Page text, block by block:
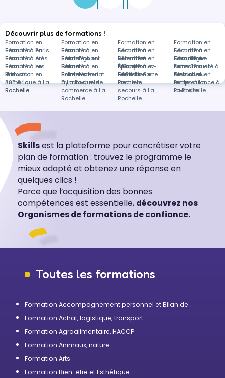
Découvrir plus de formations !
Formation en
Sécurité à Paris
Formation en
Sécurité à
Saint-Agnant
Formation en
Sécurité à
Villenave-
d'Ornon
Formation en
Sécurité à
Compiègne
Formation en
Sécurité à Alès
Formation en
Sécurité à
Delme
Formation en
Sécurité à
Épinay-sous-
Sénart
Formation en
Sécurité à
Lattes
Formation en
Sécurité à Les
Ulis
Formation en
Sécurité à
Saint-Malo
Formation en
Sécurité à
Deuil-la-Barre
Formations
dans Sécurité à
distance
Formation en
Inclusion
numérique à La
Rochelle
Formation en
Entrepreneuriat
à La Rochelle
Formation en
HSE à La
Rochelle
Formation en
Gestion du
temps à La
Rochelle
Formation en
SST à La
Rochelle
Formation en
Dynamique de
commerce à La
Rochelle
Formation en
Premiers
secours à La
Rochelle
Formation en
Petite enfance à
La Rochelle
Skillsest la plateforme pour concrétiser votre
plan de formation : trouvez le programme le
mieux adapté et obtenez une réponse en
quelques clics !
Parce que l’acquisition des bonnes
compétences est essentielle, découvrez nos
Organismes de formations de confiance.
Toutes les formations
Formation Accompagnement personnel et Bilan de
Formation Achat, logistique, transport
Formation Agroalimentaire, HACCP
Formation Animaux, nature
Formation Arts
Formation Bien-être et Esthétique